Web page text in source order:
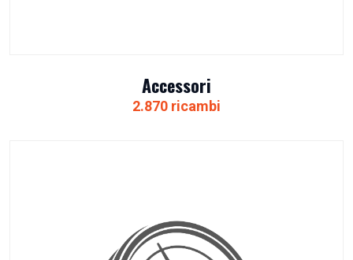
Accessori
2.870 ricambi